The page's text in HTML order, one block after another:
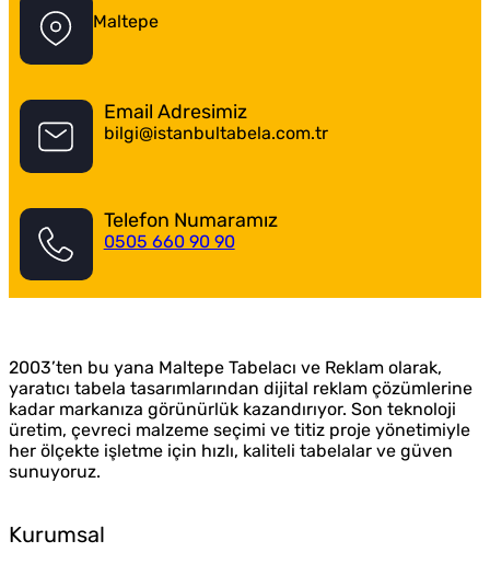
Maltepe
Email Adresimiz
bilgi@istanbultabela.com.tr
Telefon Numaramız
0505 660 90 90
2003’ten bu yana Maltepe Tabelacı ve Reklam olarak,
yaratıcı tabela tasarımlarından dijital reklam çözümlerine
kadar markanıza görünürlük kazandırıyor. Son teknoloji
üretim, çevreci malzeme seçimi ve titiz proje yönetimiyle
her ölçekte işletme için hızlı, kaliteli tabelalar ve güven
sunuyoruz.
Kurumsal